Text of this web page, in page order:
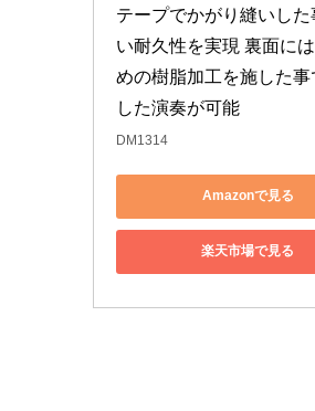
テープでかがり縫いした
い耐久性を実現 裏面に
めの樹脂加工を施した事
した演奏が可能
DM1314
Amazonで見る
楽天市場で見る